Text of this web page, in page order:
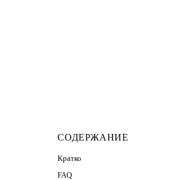
СОДЕРЖАНИЕ
Кратко
FAQ